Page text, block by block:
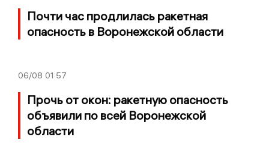
Почти час продлилась ракетная
опасность в Воронежской области
06/08 01:57
Прочь от окон: ракетную опасность
объявили по всей Воронежской
области